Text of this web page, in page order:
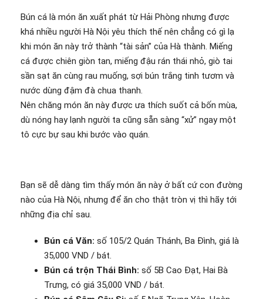
Bún cá là món ăn xuất phát từ Hải Phòng nhưng được
khá nhiều người Hà Nội yêu thích thế nên chẳng có gì lạ
khi món ăn này trở thành “tài sản” của Hà thành. Miếng
cá được chiên giòn tan, miếng đậu rán thái nhỏ, giò tai
sần sạt ăn cùng rau muống, sợi bún trắng tinh tươm và
nước dùng đậm đà chua thanh.
Nên chăng món ăn này được ưa thích suốt cả bốn mùa,
dù nóng hay lạnh người ta cũng sẵn sàng “xử” ngay một
tô cực bự sau khi bước vào quán.
Bạn sẽ dễ dàng tìm thấy món ăn này ở bất cứ con đường
nào của Hà Nội, nhưng để ăn cho thật tròn vị thì hãy tới
những địa chỉ sau.
Bún cá Văn: số 105/2 Quán Thánh, Ba Đình, giá là
35,000 VND / bát.
Bún cá trộn Thái Bình: số 5B Cao Đạt, Hai Bà
Trưng, có giá 35,000 VND / bát.